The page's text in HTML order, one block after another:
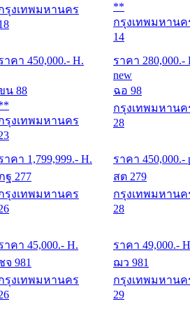
รุงเทพมหานคร
าคา 450,000.- H.
**
กรุงเทพมหานค
14
ราคา 280,000.-
น 88
รุงเทพมหานคร
าคา 1,799,999.- H.
new
ฉอ 98
กรุงเทพมหานค
28
ราคา 450,000.-
ฐ 277
รุงเทพมหานคร
าคา 45,000.- H.
สต 279
กรุงเทพมหานค
28
ราคา 49,000.-
จ 981
รุงเทพมหานคร
ฌว 981
กรุงเทพมหานค
29